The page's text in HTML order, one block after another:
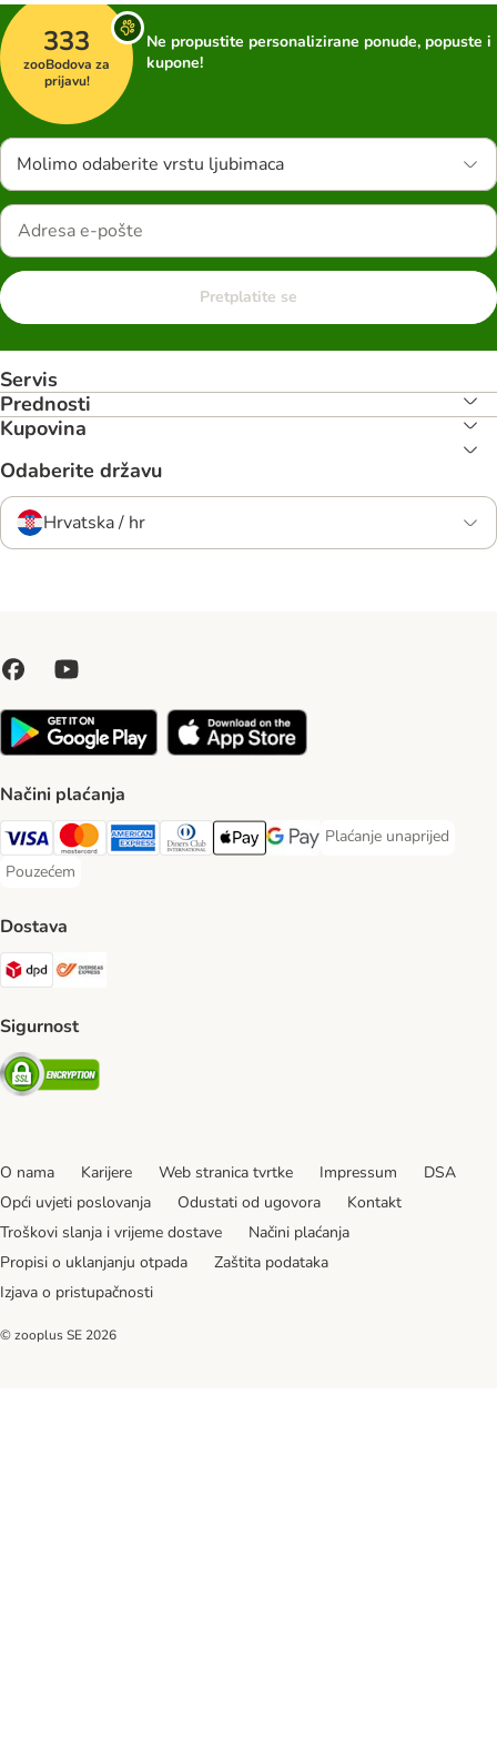
333
zooBodova za
prijavu!
Ne propustite personalizirane ponude, popuste i
kupone!
Molimo odaberite vrstu ljubimaca
Pretplatite se
Servis
Prednosti
Kupovina
Odaberite državu
Hrvatska / hr
Načini plaćanja
Visa Payment Method
MasterCard Payment Method
American Express Payment Method
Diners Club Payment Method
Payment MethodGoogle pay Payment Method
Plaćanje unaprijed
Plaćanje unaprijed
Pouzećem
Pouzećem Payment Method
Dostava
DPD Shipping Method
Sigurnost
Security
O nama Karijere Web stranica tvrtke Impressum
DSA
Opći uvjeti poslovanja
Odustati od ugovora
Kontakt
Troškovi slanja i vrijeme dostave
Načini plaćanja
Propisi o uklanjanju otpada
Zaštita podataka
Izjava o pristupačnosti
© zooplus SE 2026